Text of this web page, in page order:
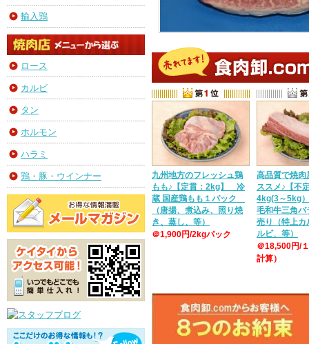
輸入鶏
ロース
カルビ
タン
ホルモン
ハラミ
鶏・豚・ウインナー
九州地方のフレッシュ鶏
もも♪【定貫：2kg】 冷
蔵 国産鶏もも１パック
（唐揚、煮込み、照り焼
き、蒸し、等）
＠1,900円/2kgパック
高品質で焼肉
ススメ♪【不
4kg(3～5kg
毛和牛三角バ
売り（特上カ
ルビ、等）
＠18,500円/
計算）